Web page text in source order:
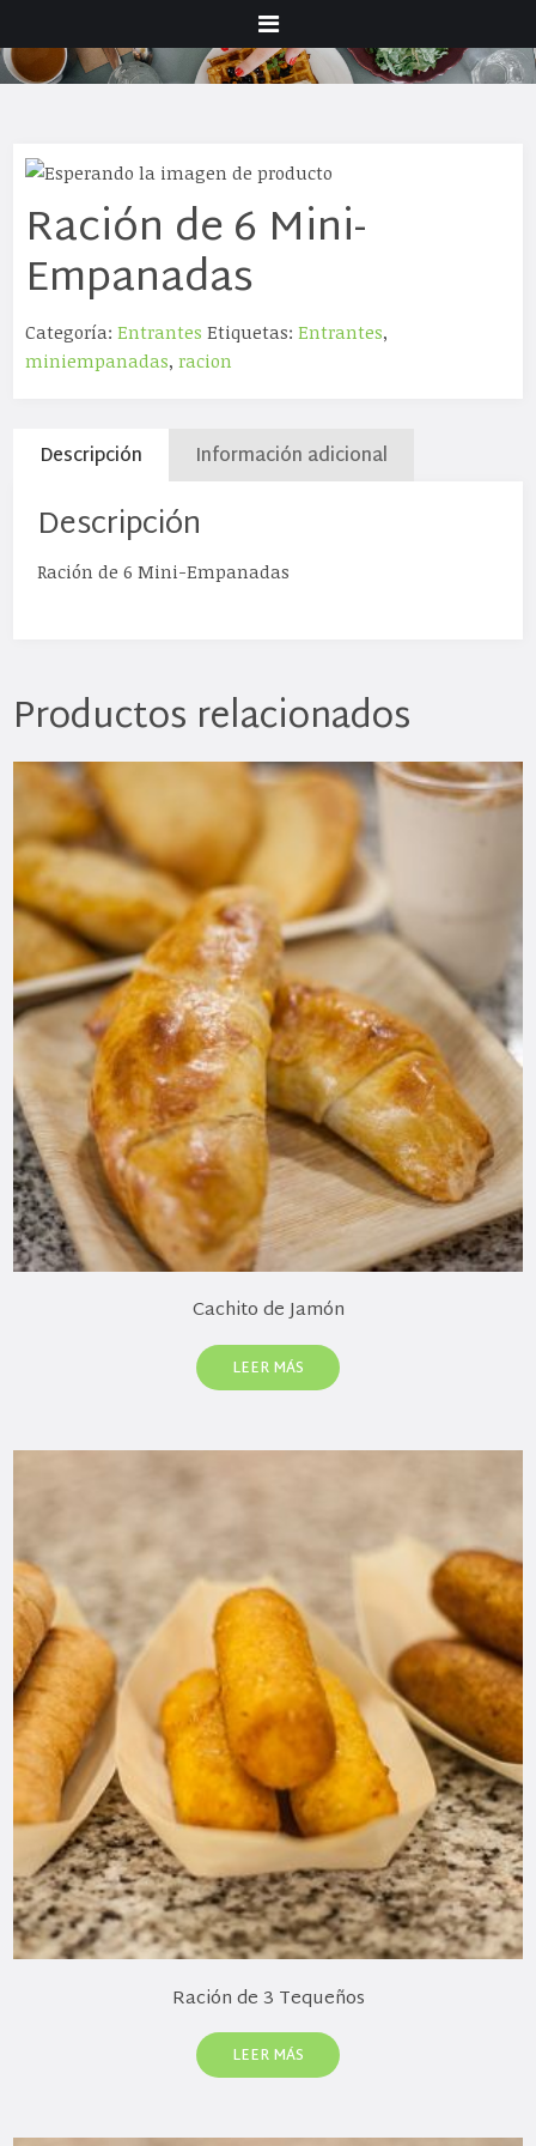
Ración de 6 Mini-
Empanadas
Categoría:Entrantes Etiquetas:Entrantes,
miniempanadas,racion
Descripción Información adicional
Descripción
Ración de 6 Mini-Empanadas
Productos relacionados
Cachito de Jamón
LEER MÁS
Ración de 3 Tequeños
LEER MÁS